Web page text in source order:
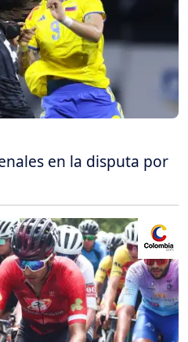
en la disputa por